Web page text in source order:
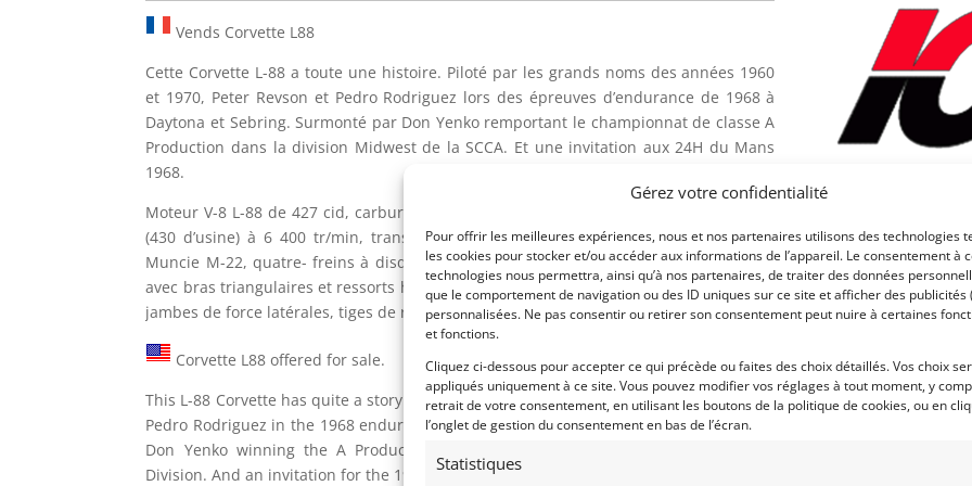
Gérez votre confidentialité
Pour offrir les meilleures expériences, nous et nos partenaires utilisons des technologies
les cookies pour stocker et/ou accéder aux informations de l’appareil. Le consentement à
technologies nous permettra, ainsi qu’à nos partenaires, de traiter des données
que le comportement de navigation ou des ID uniques sur ce site et afficher des publicités
personnalisées. Ne pas consentir ou retirer son consentement peut nuire à certaines
et fonctions.
Cliquez ci-dessous pour accepter ce qui précède ou faites des choix détaillés. Vos choix
appliqués uniquement à ce site. Vous pouvez modifier vos réglages à tout moment, y
retrait de votre consentement, en utilisant les boutons de la politique de cookies, ou en
l’onglet de gestion du consentement en bas de l’écran.
Statistiques
Vends Corvette L88
Cette Corvette L-88 a toute une histoire. Piloté par les grands noms des années 1960
et 1970, Peter Revson et Pedro Rodriguez lors des épreuves d’endurance de 1968 à
Daytona et Sebring. Surmonté par Don Yenko remportant le championnat de classe A
Production dans la division Midwest de la SCCA. Et une invitation aux 24H du Mans
1968.
Moteur V-8 L-88 de 427 cid, carburateur à quatre corps Holley 850 CFM, 560 HP (Est.)
(430 d’usine) à 6 400 tr/min, transmission manuelle à quatre rapports rapprochés
Muncie M-22, quatre- freins à disque hydrauliques, suspension avant indépendante
avec bras triangulaires et ressorts hélicoïdaux, suspension arrière indépendante avec
jambes de force latérales, tiges de rayon et ressort à lames transversales.
Corvette L88 offered for sale.
This L-88 Corvette has quite a story. Driven by 1960’s and 70’s greats Peter Revson and
Pedro Rodriguez in the 1968 endurance events at Daytona and Sebring. Topped of by
Don Yenko winning the A Production class championship in the SCCA’s Midwest
Division. And an invitation for the 1968 24Hrs of Le Mans.
Publié: 11 février 2026 (il y
Catégorie :
Eligibilités :